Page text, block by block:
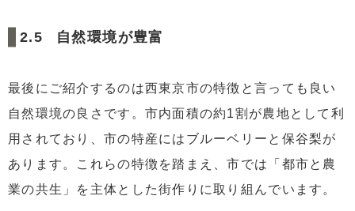
自然環境が豊富
最後にご紹介するのは西東京市の特徴と言っても良い
自然環境の良さです。市内面積の約1割が農地として利
用されており、市の特産にはブルーベリーと保谷梨が
あります。これらの特徴を踏まえ、市では「都市と農
業の共生」を主体とした街作りに取り組んでいます。